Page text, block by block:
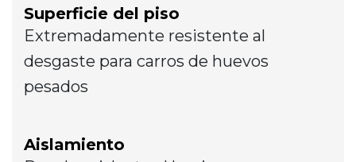
Superficie del piso
Extremadamente resistente al
desgaste para carros de huevos
pesados
Aislamiento